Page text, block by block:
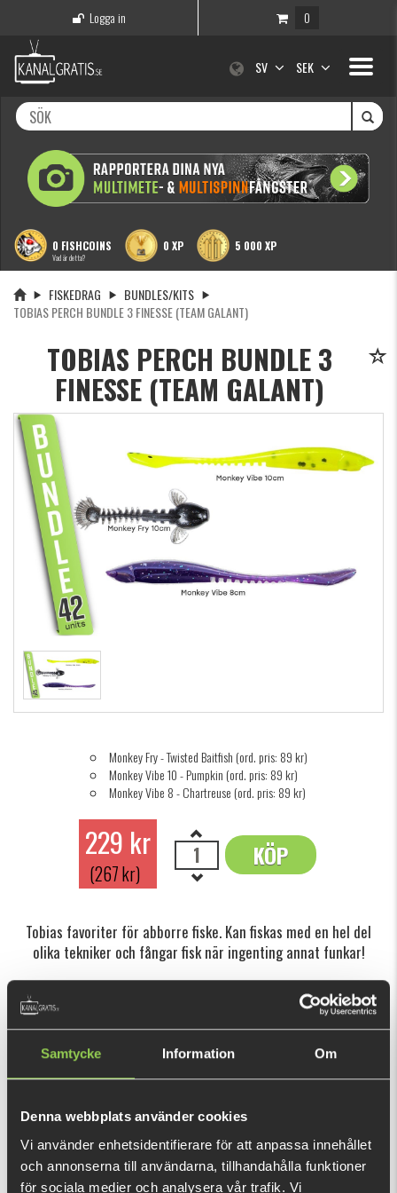
Samtycke Information Om
Denna webbplats använder cookies
Vi använder enhetsidentifierare för att anpassa innehållet
och annonserna till användarna, tillhandahålla funktioner
för sociala medier och analysera vår trafik. Vi
Logga in 0
Toggle
SV SEK
0 FISHCOINS
Vad är detta?
0 XP 5 000 XP
FISKEDRAG
BUNDLES/KITS
TOBIAS PERCH BUNDLE 3 FINESSE (TEAM GALANT)
TOBIAS PERCH BUNDLE 3
FINESSE (TEAM GALANT)
Monkey Fry - Twisted Baitfish (ord. pris: 89 kr)
Monkey Vibe 10 - Pumpkin (ord. pris: 89 kr)
Monkey Vibe 8 - Chartreuse (ord. pris: 89 kr)
229 kr
(267 kr)
KÖP
OK
Tobias favoriter för abborre fiske. Kan fiskas med en hel del
olika tekniker och fångar fisk när ingenting annat funkar!
Vad är detta?
Finessefiske är en teknik som innebär att man använder
lättare utrustning och beten för att ge en mer naturlig och
subtil presentation till fisken. Finessefiske innebär ofta att
man fiskar långsammare, vilket gör att man kan presentera